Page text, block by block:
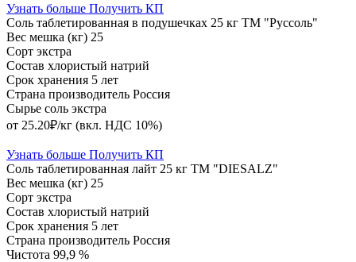
Узнать больше Получить КП
Соль таблетированная в подушечках 25 кг ТМ "Руссоль"
Вес мешка (кг) 25
Сорт экстра
Состав хлористый натрий
Срок хранения 5 лет
Страна производитель Россия
Сырье соль экстра
от 25.20₽/кг (вкл. НДС 10%)
Узнать больше Получить КП
Соль таблетированная лайт 25 кг ТМ "DIESALZ"
Вес мешка (кг) 25
Сорт экстра
Состав хлористый натрий
Срок хранения 5 лет
Страна производитель Россия
Чистота 99,9 %